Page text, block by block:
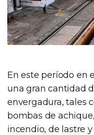
En este período en
una gran cantidad
envergadura, tales
bombas de
incendio, de lastre